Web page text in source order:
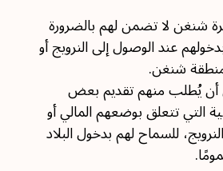
شنغن لا تضمن لهم بالضرورة
عند الوصول إلى النرويج أو
شنغن.
أن يُطلب منهم تقديم بعض
التي تتعلق بوضعهم المالي أو
للسماح لهم بدخول البلاد